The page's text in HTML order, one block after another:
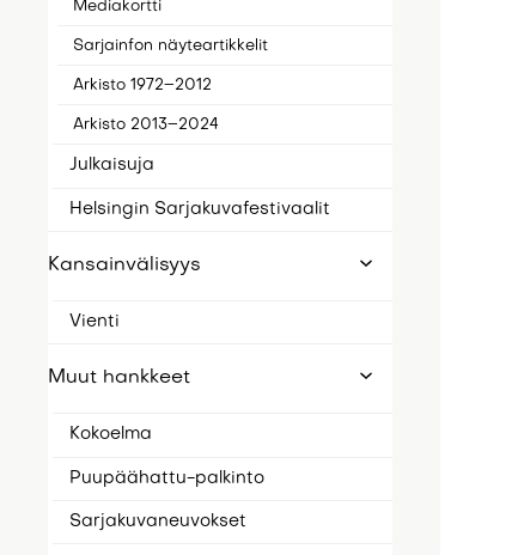
Mediakortti
Sarjainfon näyteartikkelit
Arkisto 1972–2012
Arkisto 2013–2024
Julkaisuja
Helsingin Sarjakuvafestivaalit
Kansainvälisyys
Vienti
Muut hankkeet
Kokoelma
Puupäähattu-palkinto
Sarjakuvaneuvokset